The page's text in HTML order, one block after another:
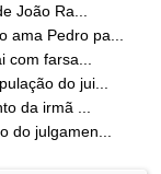
João Ra...
ama Pedro pa...
farsa...
do jui...
da irmã ...
do julgamen...